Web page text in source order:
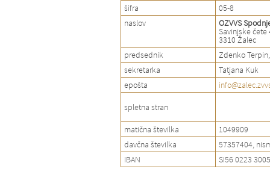
šifra
05-8
naslov
OZVVS
Savinjske čete
3310 Žalec
predsednik
Zdenko
sekretarka
Tatjana Kuk
epošta
spletna stran
matična številka
1049909
davčna številka
57357404,
IBAN
SI56 0223